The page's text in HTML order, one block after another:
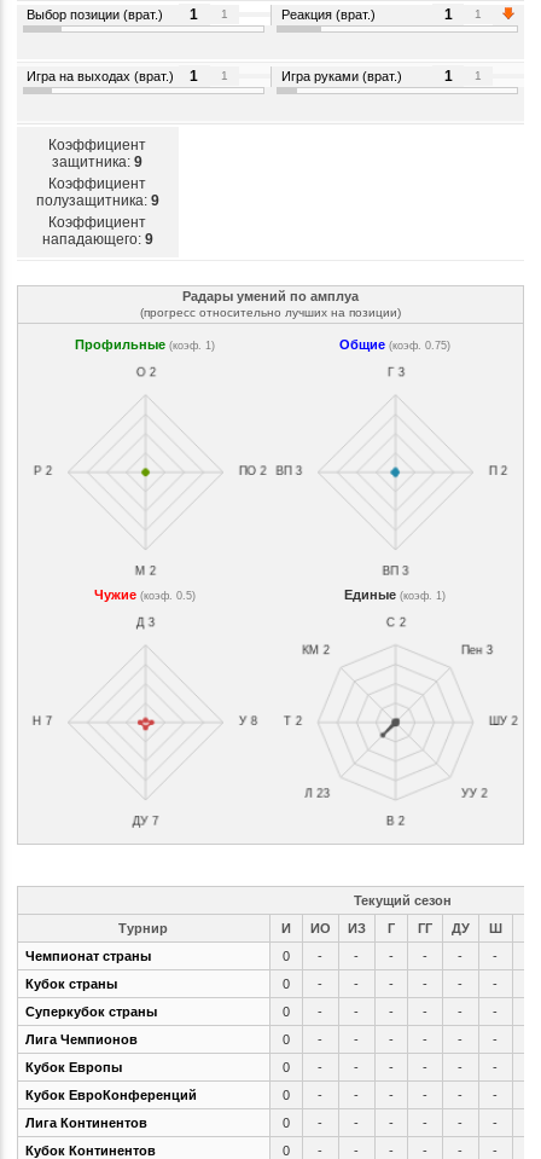
Выбор позиции (врат.) 1 1 Реакция (врат.) 1 1
Игра на выходах (врат.) 1 1 Игра руками (врат.) 1 1
Коэффициент
защитника:9
Коэффициент
полузащитника: 9
Коэффициент
нападающего: 9
Радары умений по амплуа
(прогресс относительно лучших на позиции)
Профильные(коэф. 1) Общие(коэф. 0.75)
Чужие(коэф. 0.5) Единые(коэф. 1)
Текущий сезон
Турнир
И ИO ИЗ Г ГГ ДУ Ш
Чемпионат страны
0 - - - - - -
Кубок страны
0 - - - - - -
Суперкубок страны
0 - - - - - -
Лига Чемпионов
0 - - - - - -
Кубок Европы
0 - - - - - -
Кубок ЕвроКонференций
0 - - - - - -
Лига Континентов
0 - - - - - -
Кубок Континентов
0 - - - - - -